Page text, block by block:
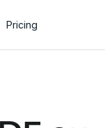
Pricing